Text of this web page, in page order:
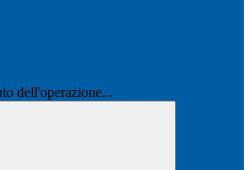
dell'operazione...